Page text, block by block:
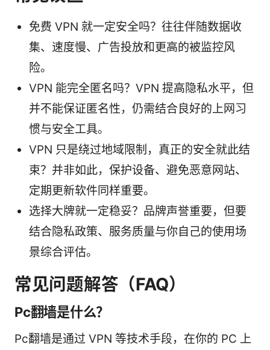
免费 VPN 就一定安全吗？往往伴随数据收
集、速度慢、广告投放和更高的被监控风
险。
VPN 能完全匿名吗？VPN 提高隐私水平，但
并不能保证匿名性，仍需结合良好的上网习
惯与安全工具。
VPN 只是绕过地域限制，真正的安全就此结
束？并非如此，保护设备、避免恶意网站、
定期更新软件同样重要。
选择大牌就一定稳妥？品牌声誉重要，但要
结合隐私政策、服务质量与你自己的使用场
景综合评估。
常见问题解答（FAQ）
Pc翻墙是什么？
Pc翻墙是通过 VPN 等技术手段，在你的 PC 上